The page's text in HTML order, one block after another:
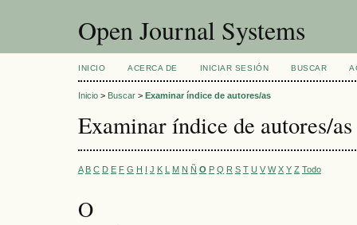
Open Journal Systems
INICIO ACERCA DE INICIAR SESIÓN BUSCAR
Inicio > Buscar > Examinar índice de autores/as
Examinar índice de autores/as
A B C D E F G H I J K L M N Ñ O P Q R S T U V W X Y Z Todo
O